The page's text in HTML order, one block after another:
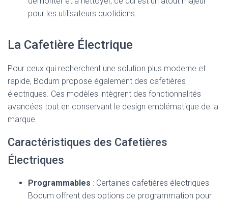
pour les utilisateurs quotidiens.
La Cafetière Électrique
Pour ceux qui recherchent une solution plus moderne et
rapide, Bodum propose également des cafetières
électriques. Ces modèles intègrent des fonctionnalités
avancées tout en conservant le design emblématique de la
marque.
Caractéristiques des Cafetières
Électriques
Programmables : Certaines cafetières électriques
Bodum offrent des options de programmation pour